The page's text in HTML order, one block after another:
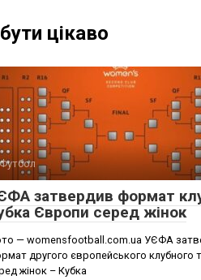
цікаво
Футбол
затвердив формат
Європи серед жінок
— womensfootball.com.ua УЄФА
другого європейського клубного
жінок – Кубка